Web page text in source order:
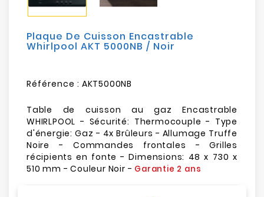
Loisirs
Plaque De Cuisson Encastrable
Whirlpool AKT 5000NB / Noir
Référence : AKT5000NB
Table de cuisson au gaz Encastrable
WHIRLPOOL - Sécurité: Thermocouple - Type
d'énergie: Gaz - 4x Brûleurs - Allumage Truffe
Noire - Commandes frontales - Grilles
récipients en fonte - Dimensions: 48 x 730 x
510 mm - Couleur Noir - Garantie 2 ans